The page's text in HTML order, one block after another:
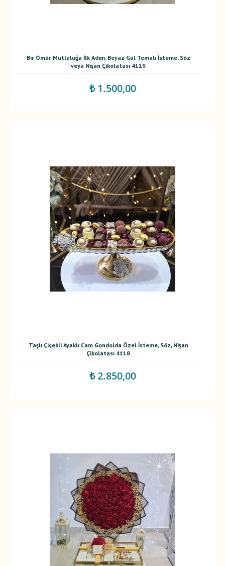
Bir Ömür Mutluluğa İlk Adım, Beyaz Gül Temalı İsteme, Söz
veya Nişan Çikolatası 4119
₺ 1.500,00
Taşlı Çiçekli Ayaklı Cam Gondolda Özel İsteme, Söz, Nişan
Çikolatası 4118
₺ 2.850,00